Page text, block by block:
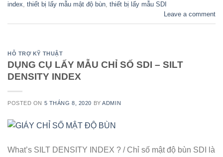
index, thiết bị lấy mẫu mật độ bùn, thiết bị lấy mẫu SDI
Leave a comment
HỖ TRỢ KỸ THUẬT
DỤNG CỤ LẤY MẪU CHỈ SỐ SDI – SILT
DENSITY INDEX
POSTED ON 5 THÁNG 8, 2020 BYADMIN
What’s SILT DENSITY INDEX ? / Chỉ số mật độ bùn SDI là